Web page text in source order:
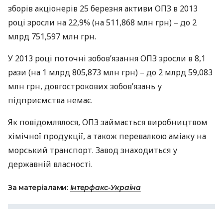
зборів акціонерів 25 березня активи ОПЗ в 2013
році зросли на 22,9% (на 511,868 млн грн) – до 2
млрд 751,597 млн грн.
У 2013 році поточні зобов’язанняОПЗзросли в 8,1
рази (на 1 млрд 805,873 млн грн) – до 2 млрд 59,083
млн грн, довгострокових зобов’язань у
підприємства немає.
Як повідомлялося, ОПЗзаймається виробництвом
хімічної продукції, а також перевалкою аміаку на
морський транспорт. Завод знаходиться у
державній власності.
За матеріалами: Інтерфакс-Україна